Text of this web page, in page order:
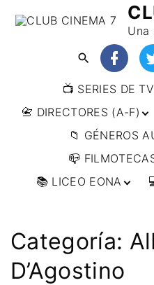
Una
📺 SERIES DE TV
📇 DIRECTORES (A-F)
📇 DIRECTORES (F-L)
📇 DIRECTORES (L-
W)
📁 GÉNEROS
🔴ANIMACIÓN
🔴ARTES
🔴CINE
🔴CINE NEGRO
ESPIONAJE
📪
🌍 AFRICA
🌏 ASIA
🌍 EUROPA
🌏 OCEANIA
📚 LICEO EONA
🎒 TALLERES
ONLINE
🎞️ FILM DOCTOR
Categoría:
D’Agostino